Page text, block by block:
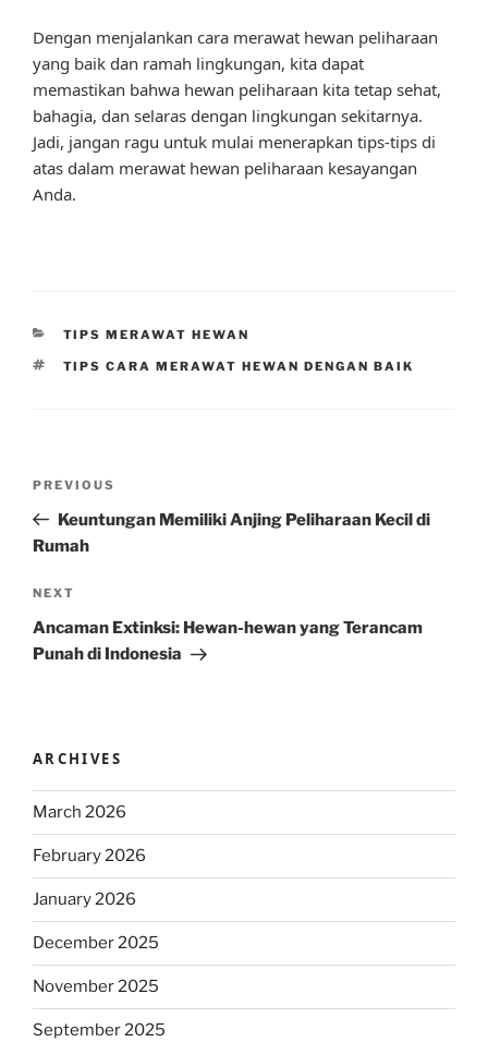
Dengan menjalankan cara merawat hewan peliharaan
yang baik dan ramah lingkungan, kita dapat
memastikan bahwa hewan peliharaan kita tetap sehat,
bahagia, dan selaras dengan lingkungan sekitarnya.
Jadi, jangan ragu untuk mulai menerapkan tips-tips di
atas dalam merawat hewan peliharaan kesayangan
Anda.
CATEGORIES
TIPS MERAWAT HEWAN
TAGS
TIPS CARA MERAWAT HEWAN DENGAN BAIK
Previous
Post
PREVIOUS
Keuntungan Memiliki Anjing Peliharaan Kecil di
Rumah
Next
Post
NEXT
Ancaman Extinksi: Hewan-hewan yang Terancam
Punah di Indonesia
ARCHIVES
March 2026
February 2026
January 2026
December 2025
November 2025
September 2025